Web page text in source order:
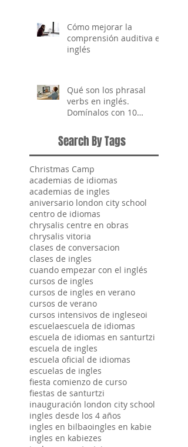
Cómo mejorar la
comprensión auditiva en
inglés
Qué son los phrasal
verbs en inglés.
Domínalos con 10
Search By Tags
Christmas Camp
academias de idiomas
academias de ingles
aniversario london city school
centro de idiomas
chrysalis centre en obras
chrysalis vitoria
clases de conversacion
clases de ingles
cuando empezar con el inglés
cursos de ingles
cursos de ingles en verano
cursos de verano
cursos intensivos de ingleseoi
escuelaescuela de idiomas
escuela de idiomas en santurtzi
escuela de ingles
escuela oficial de idiomas
escuelas de ingles
fiesta comienzo de curso
fiestas de santurtzi
inauguración london city school
ingles desde los 4 años
ingles en bilbaoingles en kabie
ingles en kabiezes